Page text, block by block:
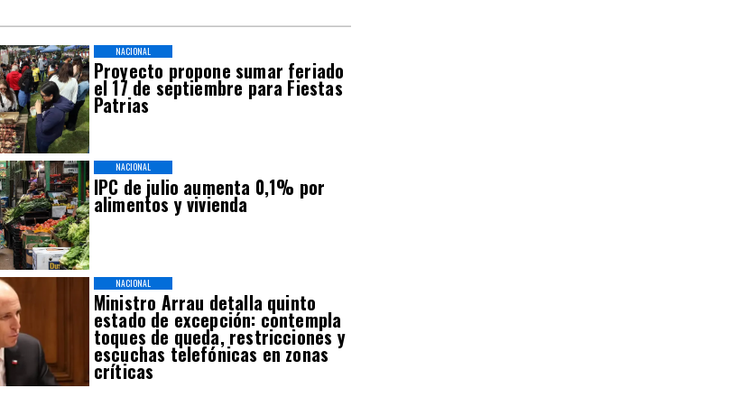
Proyecto propone sumar feriado
el 17 de septiembre para Fiestas
Patrias
NACIONAL
IPC de julio aumenta 0,1% por
alimentos y vivienda
NACIONAL
Ministro Arrau detalla quinto
estado de excepción: contempla
toques de queda, restricciones y
escuchas telefónicas en zonas
críticas
NACIONAL